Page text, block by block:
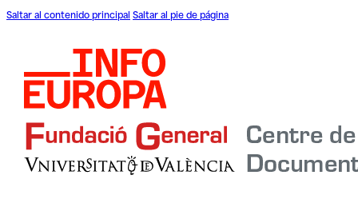
Saltar al contenido principal Saltar al pie de página